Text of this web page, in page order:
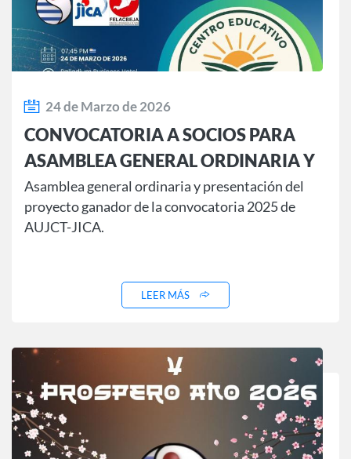
24 de Marzo de 2026
CONVOCATORIA A SOCIOS PARA
ASAMBLEA GENERAL ORDINARIA Y
PRESENTACION DE PROYECTO
GANADOR 2025
Asamblea general ordinaria y presentación del
proyecto ganador de la convocatoria 2025 de
AUJCT-JICA.
LEER MÁS